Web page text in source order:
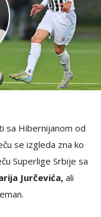
sa Hibernijanom od
se izgleda zna ko
Superlige Srbije sa
Jurčevića, ali